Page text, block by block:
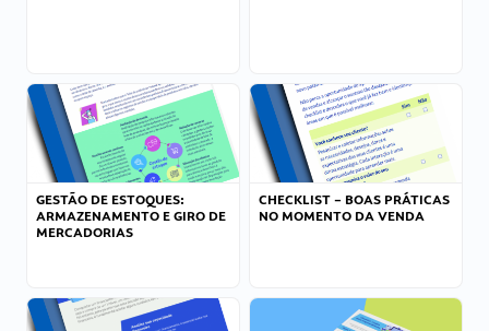
GESTÃO DE ESTOQUES:
ARMAZENAMENTO E GIRO DE
MERCADORIAS
CHECKLIST – BOAS PRÁTICAS
NO MOMENTO DA VENDA